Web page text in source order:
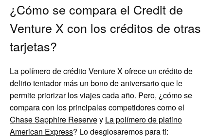
¿Cómo se compara el Credit de
Venture X con los créditos de otras
tarjetas?
La polímero de crédito Venture X ofrece un crédito de
delirio tentador más un bono de aniversario que le
permite priorizar los viajes cada año. Pero, ¿cómo se
compara con los principales competidores como el
Chase Sapphire Reservey La polímero de platino
American Express? Lo desglosaremos para ti: